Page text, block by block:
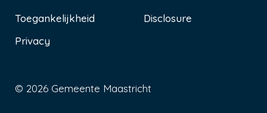
Voet
Toegankelijkheid
Privacy
Disclosure
© 2026 Gemeente Maastricht